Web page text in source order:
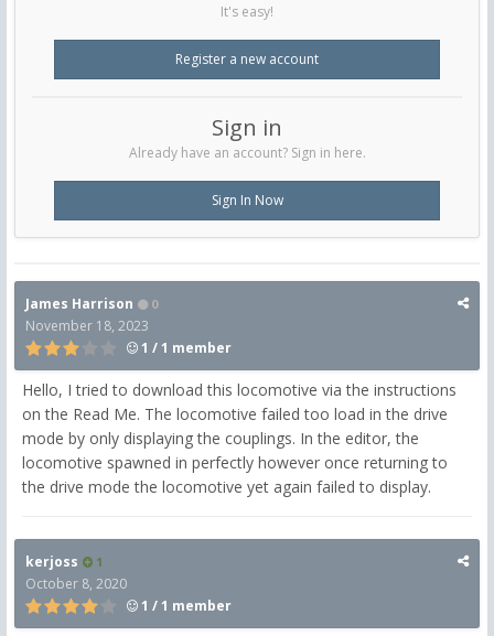
It's easy!
Register a new account
Sign in
Already have an account? Sign in here.
Sign In Now
James Harrison 0
November 18, 2023
1 / 1 member
Hello, I tried to download this locomotive via the instructions
on the Read Me. The locomotive failed too load in the drive
mode by only displaying the couplings. In the editor, the
locomotive spawned in perfectly however once returning to
the drive mode the locomotive yet again failed to display.
kerjoss 1
October 8, 2020
1 / 1 member